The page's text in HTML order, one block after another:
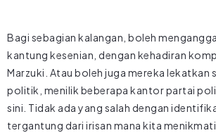
Bagi sebagian kalangan, boleh
kantung kesenian, dengan kehadiran
Marzuki. Atau boleh juga mereka lekatkan
politik, menilik beberapa kantor partai
sini. Tidak ada yang salah dengan
tergantung dari irisan mana kita